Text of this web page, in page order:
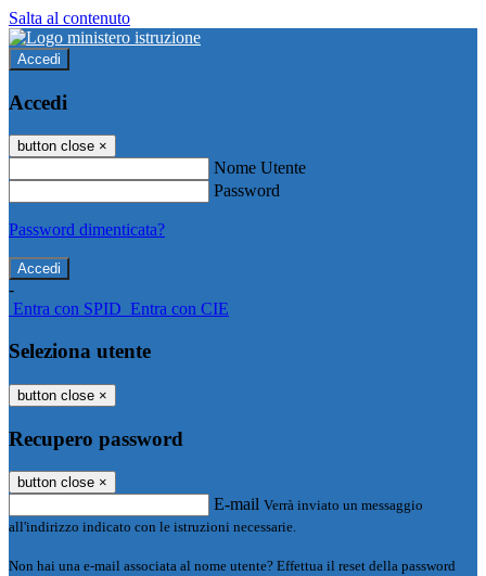
Salta al contenuto
Accedi
Accedi
button close ×
Nome Utente
Password
Password dimenticata?
-
Entra con SPID Entra con CIE
Seleziona utente
button close ×
Recupero password
button close ×
E-mail Verrà inviato un messaggio
all'indirizzo indicato con le istruzioni necessarie.
Non hai una e-mail associata al nome utente? Effettua il reset della password